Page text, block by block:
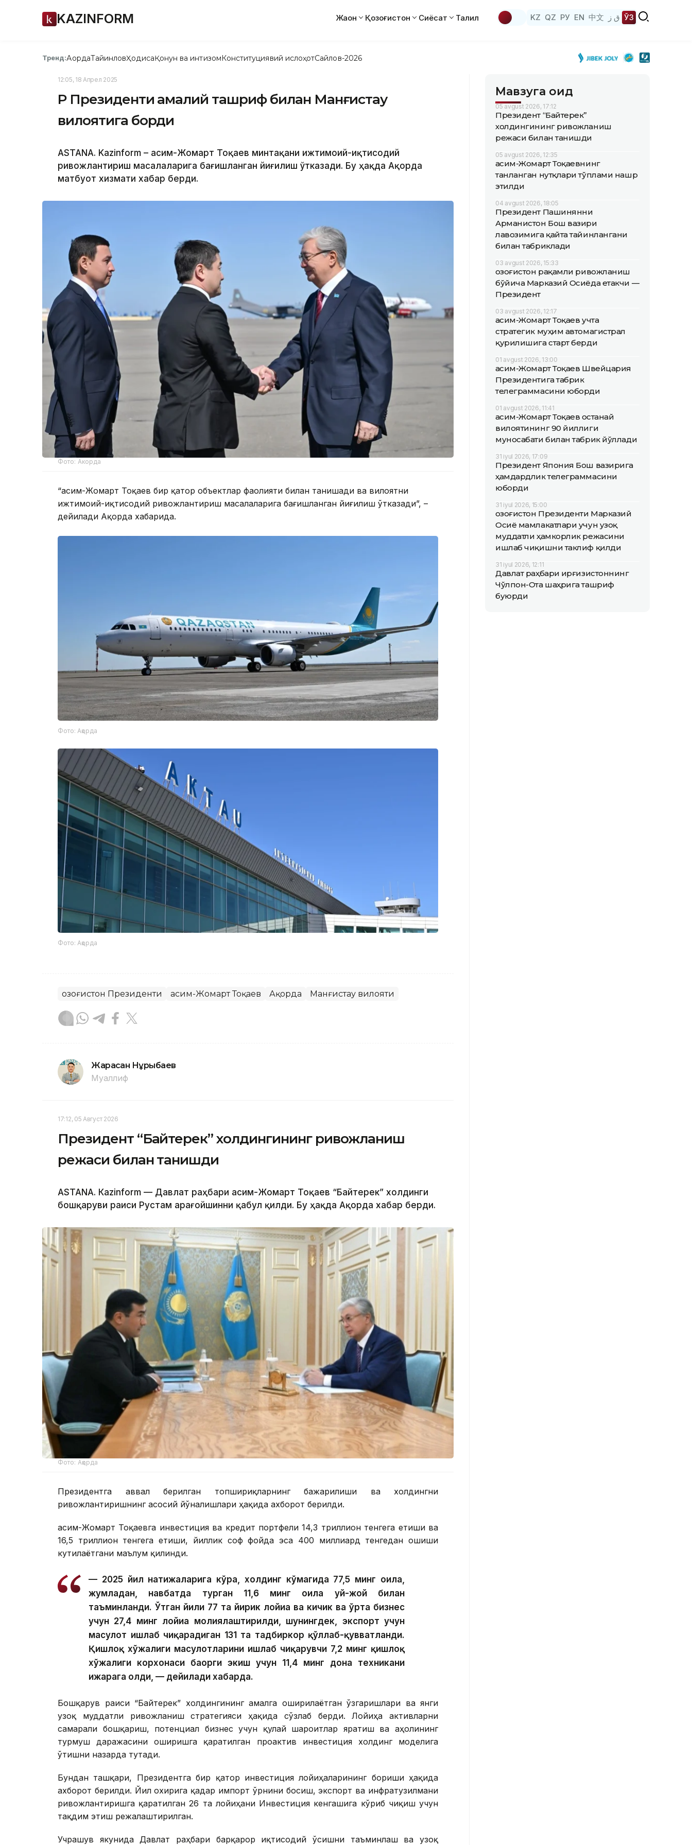
KAZINFORM Жаҳон Қозоғистон Сиёсат Таҳлил KZ QZ РУ EN 中文 ق ز ЎЗ
Тренд:АқордаТайинловҲодисаҚонун ва интизомКонституциявий ислоҳотСайлов-2026
12:05, 18 Апрел 2025
ҚР Президенти амалий ташриф билан Манғистау
вилоятига борди
ASTANA. Kazinform – Қасим-Жомарт Тоқаев минтақани ижтимоий-иқтисодий
ривожлантириш масалаларига бағишланган йиғилиш ўтказади. Бу ҳақда Ақорда
матбуот хизмати хабар берди.
Фото: Акорда
“Қасим-Жомарт Тоқаев бир қатор объектлар фаолияти билан танишади ва вилоятни
ижтимоий-иқтисодий ривожлантириш масалаларига бағишланган йиғилиш ўтказади”, –
дейилади Ақорда хабарида.
Фото: Ақорда
Фото: Ақорда
Қозоғистон Президенти Қасим-Жомарт Тоқаев Ақорда Манғистау вилояти
Жарасқан Нұрыбаев
Муаллиф
17:12, 05 Август 2026
Президент “Байтерек” холдингининг ривожланиш
режаси билан танишди
ASTANА. Каzinform — Давлат раҳбари Қасим-Жомарт Тоқаев “Байтерек” холдинги
бошқаруви раиси Рустам Қарағойшинни қабул қилди. Бу ҳақда Ақорда хабар берди.
Фото: Ақорда
Президентга аввал берилган топшириқларнинг бажарилиши ва холдингни
ривожлантиришнинг асосий йўналишлари ҳақида ахборот берилди.
Қасим-Жомарт Тоқаевга инвестиция ва кредит портфели 14,3 триллион тенгега етиши ва
16,5 триллион тенгега етиши, йиллик соф фойда эса 400 миллиард тенгедан ошиши
кутилаётгани маълум қилинди.
— 2025 йил натижаларига кўра, холдинг кўмагида 77,5 минг оила,
жумладан, навбатда турган 11,6 минг оила уй-жой билан
таъминланди. Ўтган йили 77 та йирик лойиҳа ва кичик ва ўрта бизнес
учун 27,4 минг лойиҳа молиялаштирилди, шунингдек, экспорт учун
маҳсулот ишлаб чиқарадиган 131 та тадбиркор қўллаб-қувватланди.
Қишлоқ хўжалиги маҳсулотларини ишлаб чиқарувчи 7,2 минг қишлоқ
хўжалиги корхонаси баҳорги экиш учун 11,4 минг дона техникани
ижарага олди, — дейилади хабарда.
Бошқарув раиси “Байтерек” холдингининг амалга оширилаётган ўзгаришлари ва янги
узоқ муддатли ривожланиш стратегияси ҳақида сўзлаб берди. Лойиҳа активларни
самарали бошқариш, потенциал бизнес учун қулай шароитлар яратиш ва аҳолининг
турмуш даражасини оширишга қаратилган проактив инвестиция холдинг моделига
ўтишни назарда тутади.
Бундан ташқари, Президентга бир қатор инвестиция лойиҳаларининг бориши ҳақида
ахборот берилди. Йил охирига қадар импорт ўрнини босиш, экспорт ва инфратузилмани
ривожлантиришга қаратилган 26 та лойиҳани Инвестиция кенгашига кўриб чиқиш учун
тақдим этиш режалаштирилган.
Учрашув якунида Давлат раҳбари барқарор иқтисодий ўсишни таъминлаш ва узоқ
Мавзуга оид
05 avgust 2026, 17:12
Президент “Байтерек”
холдингининг ривожланиш
режаси билан танишди
05 avgust 2026, 12:35
Қасим-Жомарт Тоқаевнинг
танланган нутқлари тўплами нашр
этилди
04 avgust 2026, 18:05
Президент Пашинянни
Арманистон Бош вазири
лавозимига қайта тайинлангани
билан табриклади
03 avgust 2026, 15:33
Қозоғистон рақамли ривожланиш
бўйича Марказий Осиёда етакчи —
Президент
03 avgust 2026, 12:17
Қасим-Жомарт Тоқаев учта
стратегик муҳим автомагистрал
қурилишига старт берди
01 avgust 2026, 13:00
Қасим-Жомарт Тоқаев Швейцария
Президентига табрик
телеграммасини юборди
01 avgust 2026, 11:41
Қасим-Жомарт Тоқаев Қостанай
вилоятининг 90 йиллиги
муносабати билан табрик йўллади
31 iyul 2026, 17:09
Президент Япония Бош вазирига
ҳамдардлик телеграммасини
юборди
31 iyul 2026, 15:00
Қозоғистон Президенти Марказий
Осиё мамлакатлари учун узоқ
муддатли ҳамкорлик режасини
ишлаб чиқишни таклиф қилди
31 iyul 2026, 12:11
Давлат раҳбари Қирғизистоннинг
Чўлпон-Ота шаҳрига ташриф
буюрди